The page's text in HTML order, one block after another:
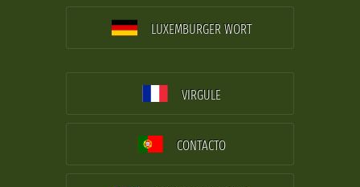
LUXEMBURGER WORT
VIRGULE
CONTACTO